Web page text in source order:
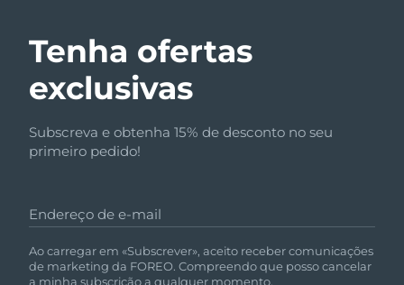
Tenha ofertas
exclusivas
Subscreva e obtenha 15% de desconto no seu
primeiro pedido!
Endereço de e-mail
Ao carregar em «Subscrever», aceito receber comunicações
de marketing da FOREO. Compreendo que posso cancelar
a minha subscrição a qualquer momento.